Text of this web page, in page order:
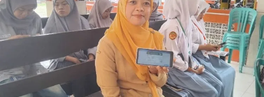
pembayaran terasa jauh lebih ringan,” ujar Elok, Jumat,
31 Juli 2026.
Elok mengaku hanya membutuhkan beberapa langkah
melalui WhatsApp PANDAWA untuk mendaftar
Program REHAB 3.0.